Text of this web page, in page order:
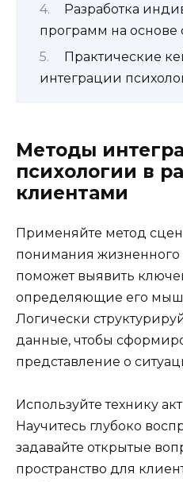
Разработка
программ на основе
Практические
интеграции
Методы
психологии в
клиентами
Применяйте метод
понимания жизненного
поможет выявить
определяющие его
Логически
данные, чтобы
представление о
Используйте технику
Научитесь глубоко
задавайте открытые
пространство для